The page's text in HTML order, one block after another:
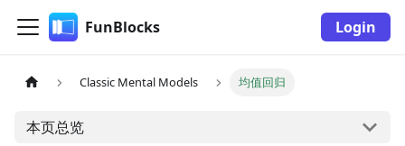
FunBlocks Login
Classic Mental Models 均值回归
本页总览